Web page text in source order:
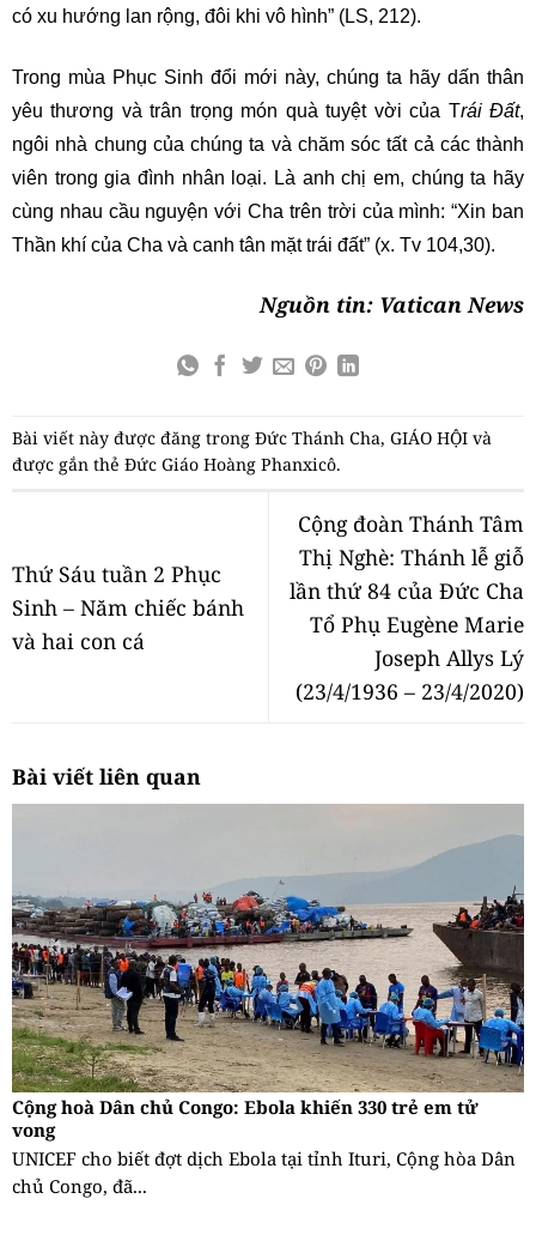
có xu hướng lan rộng, đôi khi vô hình” (LS, 212).
Trong mùa Phục Sinh đổi mới này, chúng ta hãy dấn thân
yêu thương và trân trọng món quà tuyệt vời của Trái Đất,
ngôi nhà chung của chúng ta và chăm sóc tất cả các thành
viên trong gia đình nhân loại. Là anh chị em, chúng ta hãy
cùng nhau cầu nguyện với Cha trên trời của mình: “Xin ban
Thần khí của Cha và canh tân mặt trái đất” (x. Tv 104,30).
Nguồn tin: Vatican News
Bài viết này được đăng trong Đức Thánh Cha, GIÁO HỘI và
được gắn thẻ Đức Giáo Hoàng Phanxicô.
Thứ Sáu tuần 2 Phục
Sinh – Năm chiếc bánh
và hai con cá
Cộng đoàn Thánh Tâm
Thị Nghè: Thánh lễ giỗ
lần thứ 84 của Đức Cha
Tổ Phụ Eugène Marie
Joseph Allys Lý
(23/4/1936 – 23/4/2020)
Bài viết liên quan
Cộng hoà Dân chủ Congo: Ebola khiến 330 trẻ em tử
vong
UNICEF cho biết đợt dịch Ebola tại tỉnh Ituri, Cộng hòa Dân
chủ Congo, đã...